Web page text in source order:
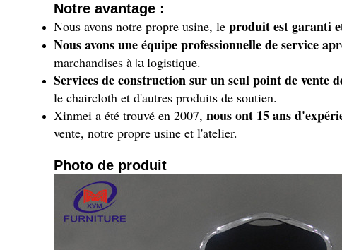
Notre avantage :
Nous avons notre propre usine, le produit est garanti
Nous avons une équipe professionnelle de service
marchandises à la logistique.
Services de construction sur un seul point de vente
le chaircloth et d'autres produits de soutien.
Xinmei a été trouvé en 2007, nous ont 15 ans
vente, notre propre usine et l'atelier.
Photo de produit